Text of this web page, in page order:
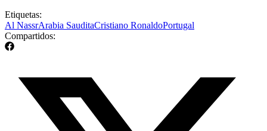
Etiquetas:
Al NassrArabia SauditaCristiano RonaldoPortugal
Compartidos: